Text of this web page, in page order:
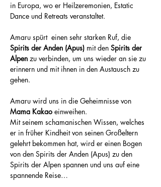
in Europa, wo er Heilzeremonien, Estatic
Dance und Retreats veranstaltet.
Amaru spürt  einen sehr starken Ruf, die
Spirits der Anden (Apus) mit den Spirits der
Alpen zu verbinden, um uns wieder an sie zu
erinnern und mit ihnen in den Austausch zu
gehen.
Amaru wird uns in die Geheimnisse von
Mama Kakao einweihen.
Mit seinem schamanischen Wissen, welches
er in früher Kindheit von seinen Großeltern
gelehrt bekommen hat, wird er einen Bogen
von den Spirits der Anden (Apus) zu den
Spirits der Alpen spannen und uns auf eine
spannende Reise…